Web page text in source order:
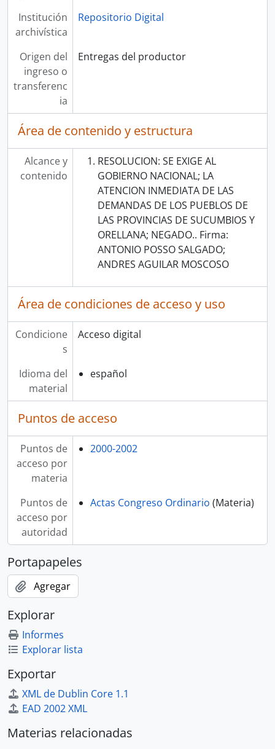
Institución
archivística
Repositorio Digital
Origen del
ingreso o
transferenc
ia
Entregas del productor
Área de contenido y estructura
Alcance y
contenido
RESOLUCION: SE EXIGE AL
GOBIERNO NACIONAL; LA
ATENCION INMEDIATA DE LAS
DEMANDAS DE LOS PUEBLOS DE
LAS PROVINCIAS DE SUCUMBIOS Y
ORELLANA; NEGADO.. Firma:
ANTONIO POSSO SALGADO;
ANDRES AGUILAR MOSCOSO
Área de condiciones de acceso y uso
Condicione
s
Acceso digital
Idioma del
material
español
Puntos de acceso
Puntos de
acceso por
materia
2000-2002
Puntos de
acceso por
autoridad
Actas Congreso Ordinario (Materia)
Portapapeles
Agregar
Explorar
Informes
Explorar lista
Exportar
XML de Dublin Core 1.1
EAD 2002 XML
Materias relacionadas